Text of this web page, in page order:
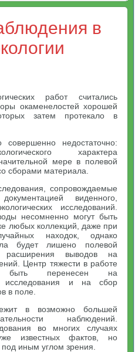
в
работ считались
окаменелостей хорошей
затем протекало в
недостаточно:
характера
мере в полевой
сборами материала.
сопровождаемые
виденного,
исследований.
несомненно могут быть
любых коллекций, даже при
находок, однако
будет лишено полевой
расширения выводов на
Центр тяжести в работе
быть перенесен на
исследования и на сбор
в поле.
в возможно большей
наблюдений.
во многих случаях
известных фактов, но
иным углом зрения.